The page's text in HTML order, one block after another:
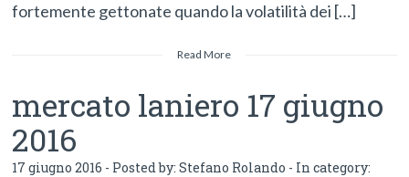
fortemente gettonate quando la volatilità dei […]
Read More
mercato laniero 17 giugno
2016
17 giugno 2016 - Posted by:Stefano Rolando - In category: